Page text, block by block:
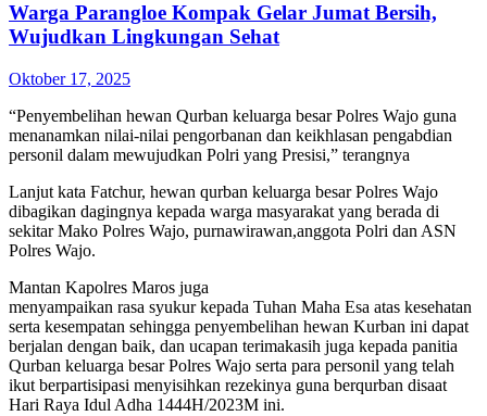
Warga Parangloe Kompak Gelar Jumat Bersih,
Wujudkan Lingkungan Sehat
Oktober 17, 2025
“Penyembelihan hewan Qurban keluarga besar Polres Wajo guna
menanamkan nilai-nilai pengorbanan dan keikhlasan pengabdian
personil dalam mewujudkan Polri yang Presisi,” terangnya
Lanjut kata Fatchur, hewan qurban keluarga besar Polres Wajo
dibagikan dagingnya kepada warga masyarakat yang berada di
sekitar Mako Polres Wajo, purnawirawan,anggota Polri dan ASN
Polres Wajo.
Mantan Kapolres Maros juga
menyampaikan rasa syukur kepada Tuhan Maha Esa atas kesehatan
serta kesempatan sehingga penyembelihan hewan Kurban ini dapat
berjalan dengan baik, dan ucapan terimakasih juga kepada panitia
Qurban keluarga besar Polres Wajo serta para personil yang telah
ikut berpartisipasi menyisihkan rezekinya guna berqurban disaat
Hari Raya Idul Adha 1444H/2023M ini.